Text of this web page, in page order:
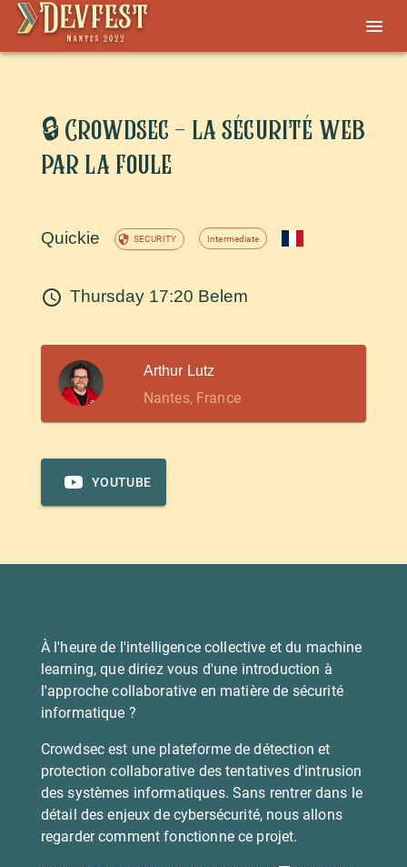
🔒 Crowdsec - la sécurité web
par la foule
Quickie SECURITY Intermediate
Thursday 17:20 Belem
Arthur Lutz
Nantes, France
YOUTUBE
À l'heure de l'intelligence collective et du machine
learning, que diriez vous d'une introduction à
l'approche collaborative en matière de sécurité
informatique ?
Crowdsec est une plateforme de détection et
protection collaborative des tentatives d'intrusion
des systèmes informatiques. Sans rentrer dans le
détail des enjeux de cybersécurité, nous allons
regarder comment fonctionne ce projet.